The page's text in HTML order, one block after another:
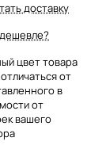
доставку
цвет товара
от
в
от
вашего